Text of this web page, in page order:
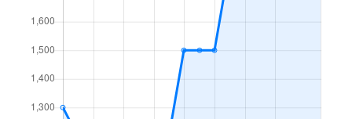
北18条
北２０条東
2,200万円 北18条
北２０条東
1,600万円